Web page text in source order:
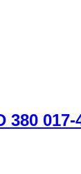
017-